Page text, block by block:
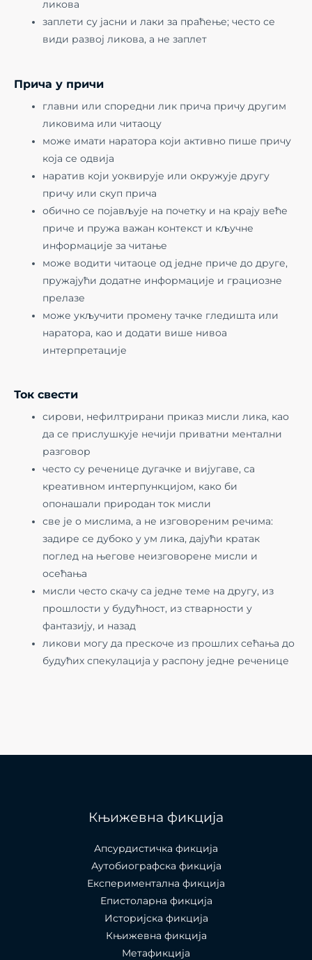
ликова
заплети су јасни и лаки за праћење; често се
види развој ликова, а не заплет
Прича у причи
главни или споредни лик прича причу другим
ликовима или читаоцу
може имати наратора који активно пише причу
која се одвија
наратив који уоквирује или окружује другу
причу или скуп прича
обично се појављује на почетку и на крају веће
приче и пружа важан контекст и кључне
информације за читање
може водити читаоце од једне приче до друге,
пружајући додатне информације и грациозне
прелазе
може укључити промену тачке гледишта или
наратора, као и додати више нивоа
интерпретације
Ток свести
сирови, нефилтрирани приказ мисли лика, као
да се прислушкује нечији приватни ментални
разговор
често су реченице дугачке и вијугаве, са
креативном интерпункцијом, како би
опонашали природан ток мисли
све је о мислима, а не изговореним речима:
задире се дубоко у ум лика, дајући кратак
поглед на његове неизговорене мисли и
осећања
мисли често скачу са једне теме на другу, из
прошлости у будућност, из стварности у
фантазију, и назад
ликови могу да прескоче из прошлих сећања до
будућих спекулација у распону једне реченице
Књижевна фикција
Апсурдистичка фикција
Аутобиографска фикција
Експериментална фикција
Епистоларна фикција
Историјска фикција
Књижевна фикција
Метафикција